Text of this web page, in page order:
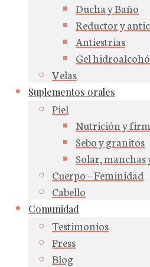
Ducha y Baño
Reductor y
Antiestrías
Gel
Velas
Suplementos orales
Piel
Nutrición y
Sebo y granitos
Solar,
Cuerpo – Feminidad
Cabello
Comunidad
Testimonios
Press
Blog